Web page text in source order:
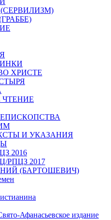
ХРИСТЕ
И УКАЗАНИЯ
2016
РПЦЗ 2017
(БАРТОШЕВИЧ)
Афанасьевское издание